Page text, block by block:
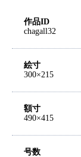
作品ID
chagall32
絵寸
300×215
額寸
490×415
号数